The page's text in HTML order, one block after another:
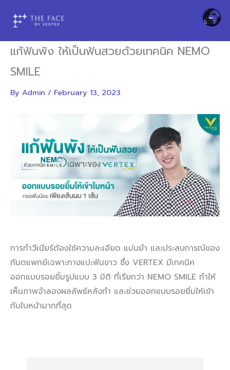
แก้ฟันพัง ให้เป็นฟันสวยด้วยเทคนิค NEMO
SMILE
By Admin / February 13, 2023
การทำวีเนียร์ต้องใช้ความละเอียด แม่นยำ และประสบการณ์ของ
ทันตแพทย์เฉพาะทางแปะฟันขาว ซึ่ง VERTEX มีเทคนิค
ออกแบบรอยยิ้มรูปแบบ 3 มิติ ที่เรียกว่า NEMO SMILE ทำให้
เห็นภาพจำลองผลลัพธ์หลังทำ และช่วยออกแบบรอยยิ้มให้เข้า
กับใบหน้ามากที่สุด